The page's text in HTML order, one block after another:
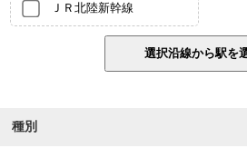
ＪＲ北陸新幹線
種別